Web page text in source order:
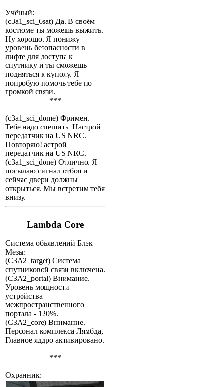
Учёный:
(c3a1_sci_6sat) Да. В своём
костюме ты можешь выжить.
Ну хорошо. Я понижу
уровень безопасности в
лифте для доступа к
спутнику и ты сможешь
подняться к куполу. Я
попробую помочь тебе по
громкой связи.
***
(c3a1_sci_dome) Фримен.
Тебе надо спешить. Настрой
передатчик на US NRC.
Повторяю! астрой
передатчик на US NRC.
(c3a1_sci_done) Отлично. Я
посылаю сигнал отбоя и
сейчас двери должны
открыться. Мы встретим тебя
внизу.
Lambda Core
Система объявлений Блэк
Мезы:
(C3A2_target) Система
спутниковой связи включена.
(C3A2_portal) Внимание.
Уровень мощности
устройства
межпространственного
портала - 120%.
(C3A2_core) Внимание.
Персонал комплекса Лямбда,
Главное яддро активировано.
***
Охранник: